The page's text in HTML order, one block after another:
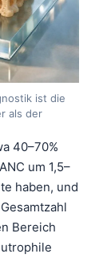
ist die
als der
40–70%
um 1,5–
haben, und
Bereich